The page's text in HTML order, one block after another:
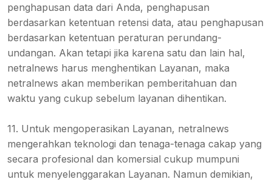
penghapusan data dari Anda, penghapusan
berdasarkan ketentuan retensi data, atau penghapusan
berdasarkan ketentuan peraturan perundang-
undangan. Akan tetapi jika karena satu dan lain hal,
netralnews harus menghentikan Layanan, maka
netralnews akan memberikan pemberitahuan dan
waktu yang cukup sebelum layanan dihentikan.
11. Untuk mengoperasikan Layanan, netralnews
mengerahkan teknologi dan tenaga-tenaga cakap yang
secara profesional dan komersial cukup mumpuni
untuk menyelenggarakan Layanan. Namun demikian,